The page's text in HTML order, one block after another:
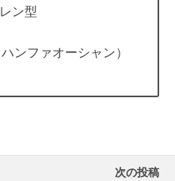
ン型
ンファオーシャン）
次の投稿